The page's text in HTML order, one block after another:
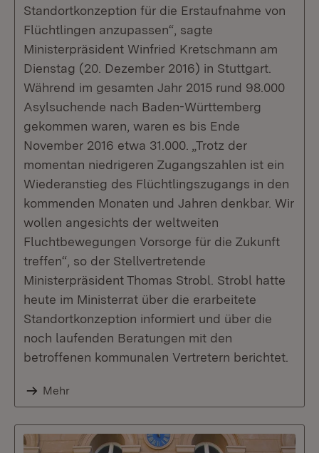
Standortkonzeption für die Erstaufnahme von
Flüchtlingen anzupassen“, sagte
Ministerpräsident Winfried Kretschmann am
Dienstag (20. Dezember 2016) in Stuttgart.
Während im gesamten Jahr 2015 rund 98.000
Asylsuchende nach Baden-Württemberg
gekommen waren, waren es bis Ende
November 2016 etwa 31.000. „Trotz der
momentan niedrigeren Zugangszahlen ist ein
Wiederanstieg des Flüchtlingszugangs in den
kommenden Monaten und Jahren denkbar. Wir
wollen angesichts der weltweiten
Fluchtbewegungen Vorsorge für die Zukunft
treffen“, so der Stellvertretende
Ministerpräsident Thomas Strobl. Strobl hatte
heute im Ministerrat über die erarbeitete
Standortkonzeption informiert und über die
noch laufenden Beratungen mit den
betroffenen kommunalen Vertretern berichtet.
Mehr